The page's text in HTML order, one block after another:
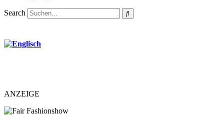
Search
ANZEIGE